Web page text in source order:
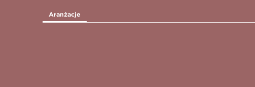
Aranżacje